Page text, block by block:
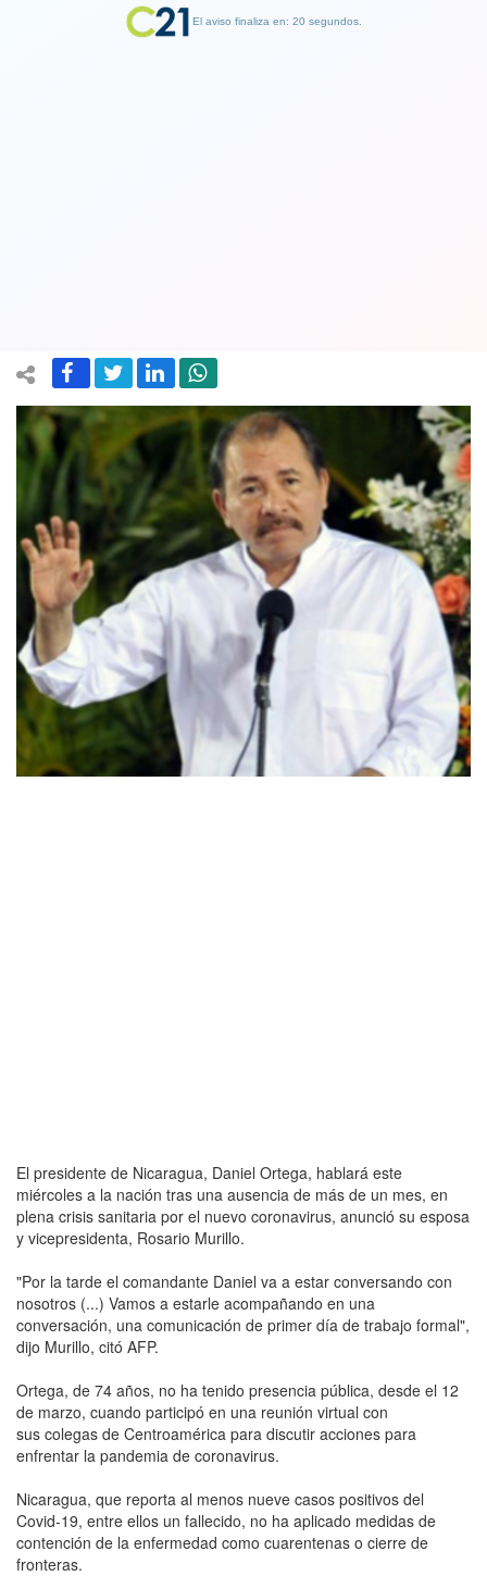
El presidente de Nicaragua, Daniel Ortega, hablará este
miércoles a la nación tras una ausencia de más de un mes, en
plena crisis sanitaria por el nuevo coronavirus, anunció su esposa
y vicepresidenta, Rosario Murillo.
"Por la tarde el comandante Daniel va a estar conversando con
nosotros (...) Vamos a estarle acompañando en una
conversación, una comunicación de primer día de trabajo formal",
dijo Murillo, citó AFP.
Ortega, de 74 años, no ha tenido presencia pública, desde el 12
de marzo, cuando participó en una reunión virtual con
sus colegas de Centroamérica para discutir acciones para
enfrentar la pandemia de coronavirus.
Nicaragua, que reporta al menos nueve casos positivos del
Covid-19, entre ellos un fallecido, no ha aplicado medidas de
contención de la enfermedad como cuarentenas o cierre de
fronteras.
El aviso finaliza en: 19 segundos.